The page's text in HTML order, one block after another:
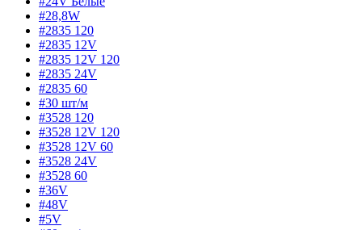
#28,8W
#2835 120
#2835 12V
#2835 12V 120
#2835 24V
#2835 60
#30 шт/м
#3528 120
#3528 12V 120
#3528 12V 60
#3528 24V
#3528 60
#36V
#48V
#5V